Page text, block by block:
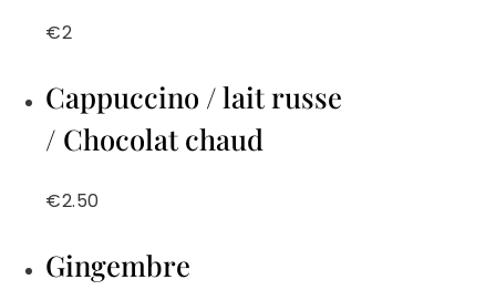
€2
Cappuccino / lait russe
/ Chocolat chaud
€2.50
Gingembre